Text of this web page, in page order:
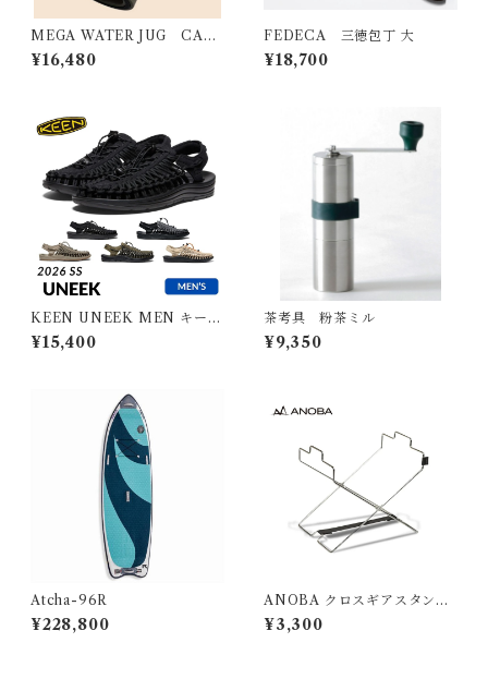
MEGA WATER JUG CARG
O
¥16,480
FEDECA 三徳包丁 大
¥18,700
KEEN UNEEK MEN キーン
ユニーク メンズ
¥15,400
茶考具 粉茶ミル
¥9,350
Atcha-96R
¥228,800
ANOBA クロスギアスタンド
SUS Ver.
¥3,300